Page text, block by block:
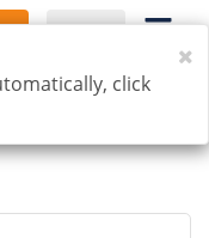
Log In
click